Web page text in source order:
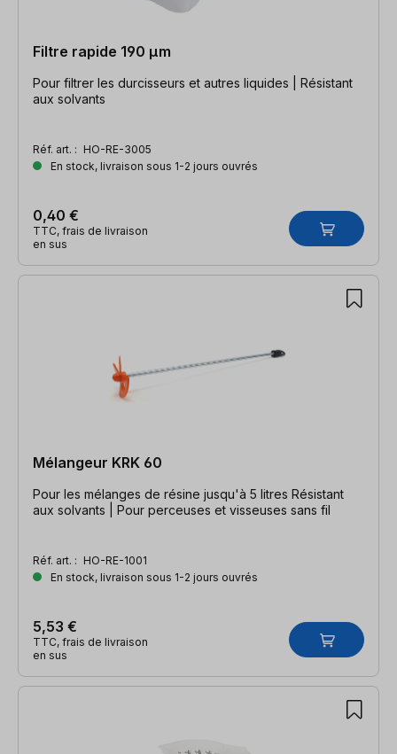
Filtre rapide 190 µm
Pour filtrer les durcisseurs et autres liquides | Résistant
aux solvants
Réf. art. : HO-RE-3005
En stock, livraison sous 1-2 jours ouvrés
0,40 €
TTC, frais de livraison
en sus
Mélangeur KRK 60
Pour les mélanges de résine jusqu'à 5 litres Résistant
aux solvants | Pour perceuses et visseuses sans fil
Réf. art. : HO-RE-1001
En stock, livraison sous 1-2 jours ouvrés
5,53 €
TTC, frais de livraison
en sus